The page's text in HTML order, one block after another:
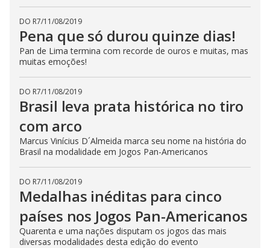
DO R7/11/08/2019
Pena que só durou quinze dias!
Pan de Lima termina com recorde de ouros e muitas, mas
muitas emoções!
DO R7/11/08/2019
Brasil leva prata histórica no tiro
com arco
Marcus Vinícius D´Almeida marca seu nome na história do
Brasil na modalidade em Jogos Pan-Americanos
DO R7/11/08/2019
Medalhas inéditas para cinco
países nos Jogos Pan-Americanos
Quarenta e uma nações disputam os jogos das mais
diversas modalidades desta edição do evento